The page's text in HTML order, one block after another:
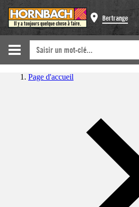
Bertrange
Page d'accueil